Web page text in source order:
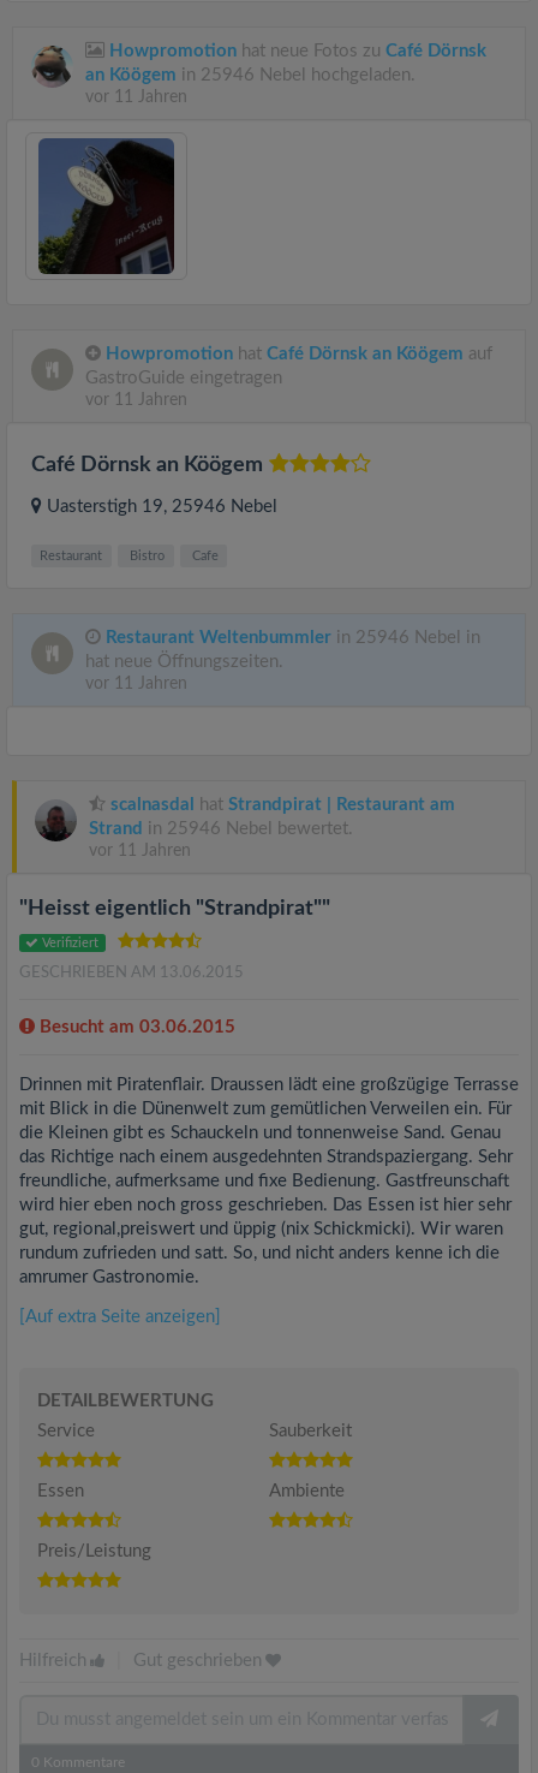
Howpromotion hat neue Fotos zu Café Dörnsk
an Köögem in 25946 Nebel hochgeladen.
vor 11 Jahren
Howpromotion hat Café Dörnsk an Köögem auf
GastroGuide eingetragen
vor 11 Jahren
Café Dörnsk an Köögem
Uasterstigh 19, 25946 Nebel
Restaurant Bistro Cafe
Restaurant Weltenbummler in 25946 Nebel in
hat neue Öffnungszeiten.
vor 11 Jahren
scalnasdal hat Strandpirat | Restaurant am
Strand in 25946 Nebel bewertet.
vor 11 Jahren
"Heisst eigentlich "Strandpirat""
Verifiziert
GESCHRIEBEN AM 13.06.2015
Besucht am 03.06.2015
Drinnen mit Piratenflair. Draussen lädt eine großzügige Terrasse
mit Blick in die Dünenwelt zum gemütlichen Verweilen ein. Für
die Kleinen gibt es Schauckeln und tonnenweise Sand. Genau
das Richtige nach einem ausgedehnten Strandspaziergang. Sehr
freundliche, aufmerksame und fixe Bedienung. Gastfreunschaft
wird hier eben noch gross geschrieben. Das Essen ist hier sehr
gut, regional,preiswert und üppig (nix Schickmicki). Wir waren
rundum zufrieden und satt. So, und nicht anders kenne ich die
amrumer Gastronomie.
[Auf extra Seite anzeigen]
DETAILBEWERTUNG
Service
Sauberkeit
Essen Ambiente
Preis/Leistung
Hilfreich Gut geschrieben
0 Kommentare